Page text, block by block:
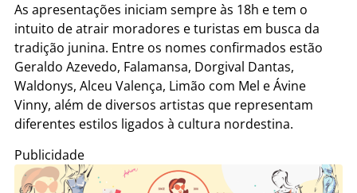
As apresentações iniciam sempre às 18h e tem o
intuito de atrair moradores e turistas em busca da
tradição junina. Entre os nomes confirmados estão
Geraldo Azevedo, Falamansa, Dorgival Dantas,
Waldonys, Alceu Valença, Limão com Mel e Ávine
Vinny, além de diversos artistas que representam
diferentes estilos ligados à cultura nordestina.
Publicidade